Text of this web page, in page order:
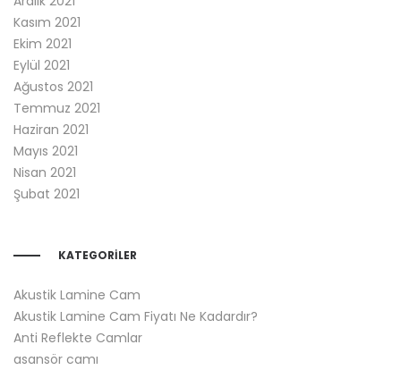
Kasım 2021
Ekim 2021
Eylül 2021
Ağustos 2021
Temmuz 2021
Haziran 2021
Mayıs 2021
Nisan 2021
Şubat 2021
KATEGORILER
Akustik Lamine Cam
Akustik Lamine Cam Fiyatı Ne Kadardır?
Anti Reflekte Camlar
asansör camı